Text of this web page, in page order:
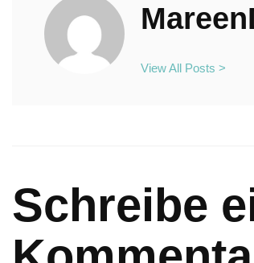
View All Posts >
Schreibe